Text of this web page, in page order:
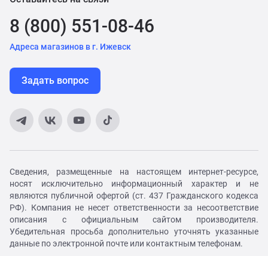
8 (800) 551-08-46
Адреса магазинов в г. Ижевск
Задать вопрос
Сведения, размещенные на настоящем интернет-ресурсе,
носят исключительно информационный характер и не
являются публичной офертой (ст. 437 Гражданского кодекса
РФ). Компания не несет ответственности за несоответствие
описания с официальным сайтом производителя.
Убедительная просьба дополнительно уточнять указанные
данные по электронной почте или контактным телефонам.